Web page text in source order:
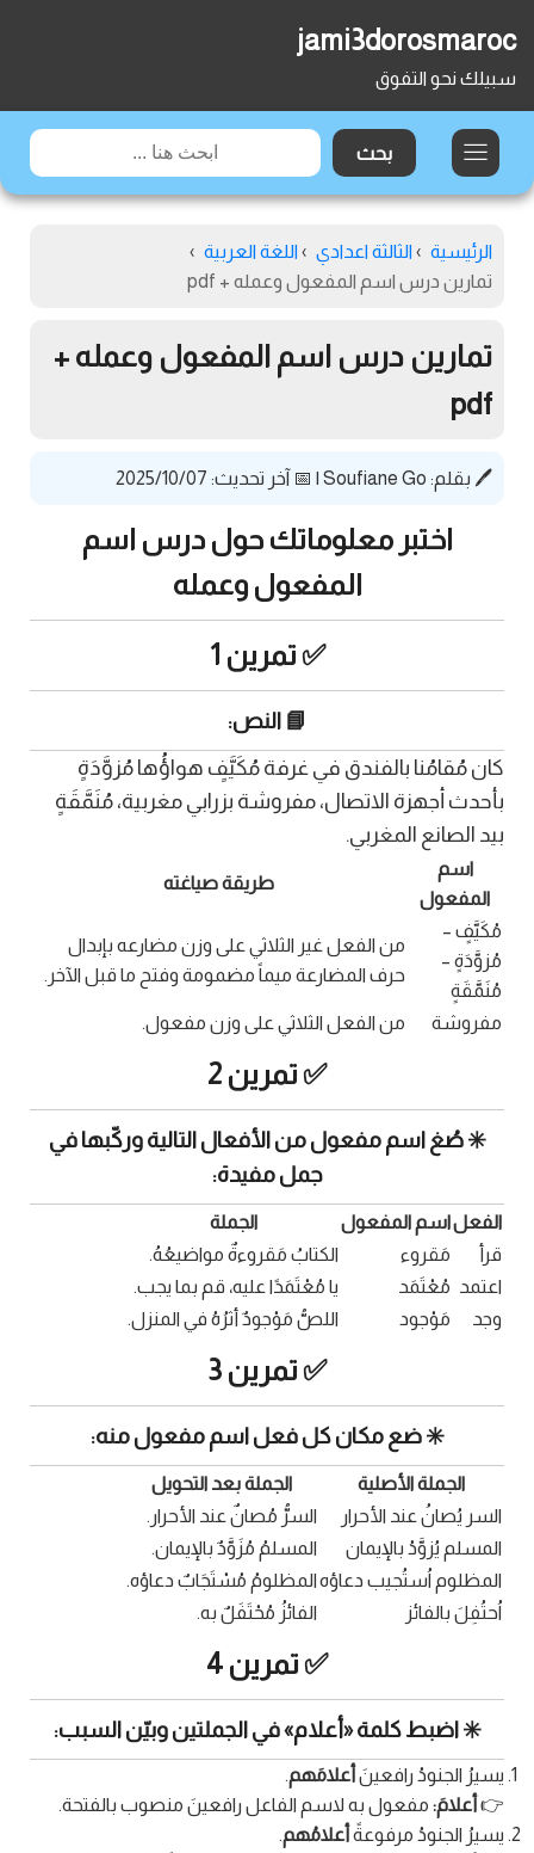
jami3dorosmaroc
سبيلك نحو التفوق
الرئيسية › الثالثة اعدادي › اللغة العربية ›
تمارين درس اسم المفعول وعمله + pdf
تمارين درس اسم المفعول وعمله +
pdf
🖊️ بقلم: Soufiane Go
| 📅 آخر تحديث: 2025/10/07
اختبر معلوماتك حول درس اسم
المفعول وعمله
✅ تمرين 1
📘 النص:
كان مُقامُنا بالفندق في غرفة مُكَيَّفٍ هواؤُها مُزوَّدَةٍ
بأحدث أجهزة الاتصال، مفروشة بزرابي مغربية، مُنَمَّقَةٍ
بيد الصانع المغربي.
اسم
المفعول
طريقة صياغته
مُكَيَّفٍ –
مُزوَّدَةٍ –
مُنَمَّقَةٍ
من الفعل غير الثلاثي على وزن مضارعه بإبدال
حرف المضارعة ميماً مضمومة وفتح ما قبل الآخر.
مفروشة من الفعل الثلاثي على وزن مفعول.
✅ تمرين 2
✳️ صُغ اسم مفعول من الأفعال التالية وركّبها في
جمل مفيدة:
الفعلاسم المفعول
الجملة
قرأ
مَقروء
الكتابُ مَقروءةٌ مواضيعُهُ.
اعتمد مُعْتَمَد
يا مُعْتَمَدًا عليه، قم بما يجب.
وجد
مَوْجود اللصُّ مَوْجودٌ أثرُهُ في المنزل.
✅ تمرين 3
✳️ ضع مكان كل فعل اسم مفعول منه:
الجملة الأصلية
الجملة بعد التحويل
السر يُصانُ عند الأحرار
السرُّ مُصانٌ عند الأحرار.
المسلم يُزوَّدُ بالإيمان
المسلمُ مُزَوَّدٌ بالإيمان.
المظلوم اُستُجيب دعاؤهالمظلومُ مُسْتَجَابٌ دعاؤه.
اُحتُفِلَ بالفائز
الفائزُ مُحْتَفَلٌ به.
✅ تمرين 4
✳️ اضبط كلمة «أعلام» في الجملتين وبيّن السبب:
يسيرُ الجنودُ رافعينَ أعلامَهم.
👉 أعلامَ: مفعول به لاسم الفاعل رافعينَ منصوب بالفتحة.
يسيرُ الجنودُ مرفوعةً أعلامُهم.